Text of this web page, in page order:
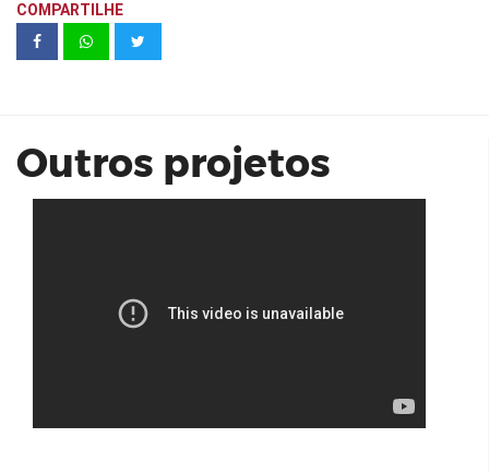
COMPARTILHE
Outros projetos
Teaser Corsi Contabilidade &
HB20 PLATINUM PLUS TGDI | HMB